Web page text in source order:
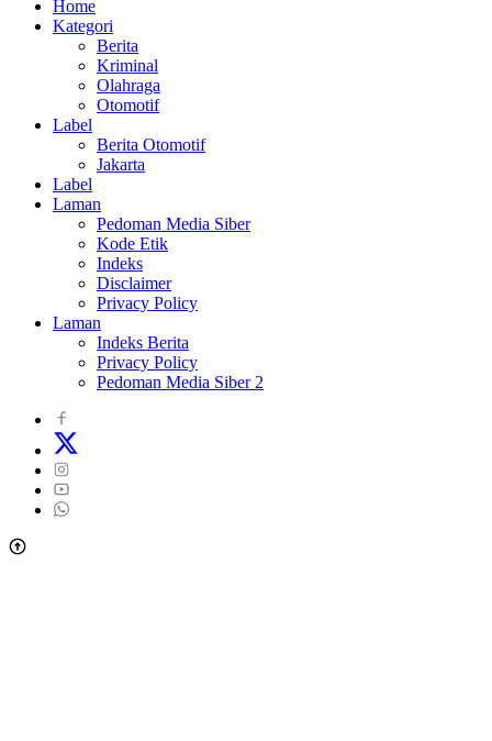
Home
Kategori
Berita
Kriminal
Olahraga
Otomotif
Label
Berita Otomotif
Jakarta
Label
Laman
Pedoman Media Siber
Kode Etik
Indeks
Disclaimer
Privacy Policy
Laman
Indeks Berita
Privacy Policy
Pedoman Media Siber 2